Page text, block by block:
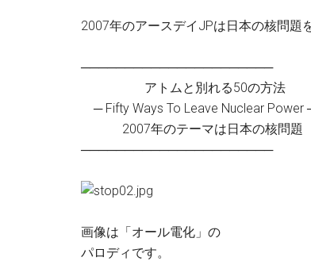
2007年のアースデイJPは日本の核問題
──────────────────────
アトムと別れる50の方法
─ Fifty Ways To Leave Nuclear Power
2007年のテーマは日本の核問題
──────────────────────
画像は「オール電化」の
パロディです。